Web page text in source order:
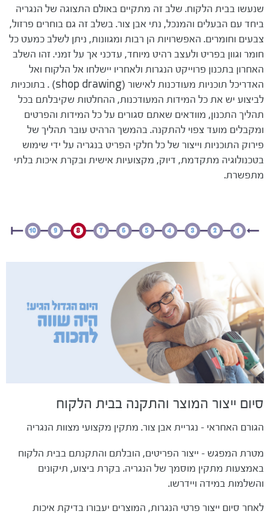
שנעשו בבית הלקוח. שלב זה מתקיים באולם התצוגה של הנגריה
ביחד עם הבעלים והמנכל, נתי אבן צור. בשלב זה גם בוחרים פרזול,
צבעים וחומרים. האפשרויות הן רבות ומגוונות, ניתן לשלב כמעט כל
חומר וגוון בפריט ולעצב רהיט מיוחד, עדכני אך על זמני. זהו השלב
האחרון בתכנון פרוייקט הנגרות ולאחריו יישלחו אל הלקוח ואל
האדריכל תוכניות מעודכנות לאישור (shop drawing) . בתוכניות
לביצוע יש את כל המידות המעודכנות, ההחלטות שקיבלתם בכל
תהליך התכנון, מוודאים שאתם סגורים על כל המידות והפרטים
ומקבלים מועד צפוי להתקנה. בהמשך הרהיט עובר תהליך של
פירוק התוכניות וייצור של כל חלקי הפריט בנגריה על ידי שימוש
בטכנולוגיה מתקדמת, דיוק, מקצועיות אישית ובקרת איכות בלתי
מתפשרת.
סיום ייצור המוצר והתקנה בבית הלקוח
הגורם האחראי - נגריית אבן צור. מתקין מקצועי מצוות הנגריה
מטרת המפגש - ייצור הפריטים, הובלתם והתקנתם בבית הלקוח
באמצעות מתקין מוסמך של הנגריה. בקרת ביצוע, תיקונים
והשלמות במידה ויידרשו.
לאחר סיום ייצור פרטי הנגרות, המוצרים יעבורו בדיקת איכות